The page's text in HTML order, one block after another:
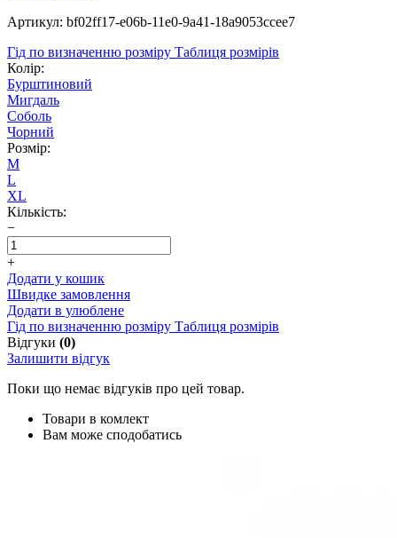
Артикул: bf02ff17-e06b-11e0-9a41-18a9053ccee7
Гід по визначенню розміру Таблиця розмірів
Колір:
Бурштиновий
Мигдаль
Соболь
Чорний
Розмір:
M
L
XL
Кількість:
−
+
Додати у кошик
Швидке замовлення
Додати в улюблене
Гід по визначенню розміру Таблиця розмірів
Відгуки (0)
Залишити відгук
Поки що немає відгуків про цей товар.
Товари в комлект
Вам може сподобатись